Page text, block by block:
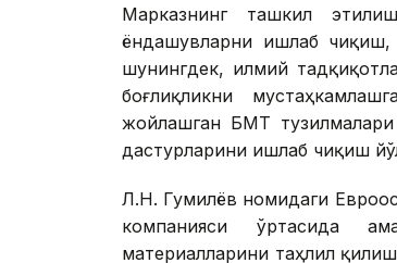
Марказнинг ташкил
ёндашувларни ишлаб
шунингдек, илмий
боғлиқликни
жойлашган БМТ
дастурларини ишлаб чиқиш
Л.Н. Гумилёв номидаги
компанияси ўртасида
материалларини таҳлил